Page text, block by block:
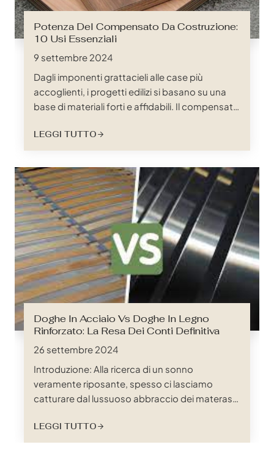
Potenza Del Compensato Da Costruzione:
10 Usi Essenziali
9 settembre 2024
Dagli imponenti grattacieli alle case più
accoglienti, i progetti edilizi si basano su una
base di materiali forti e affidabili. Il compensato
una pietra miliare dell'edilizia moderna, in grado
di fornire la resistenza, la versatilità e
l'economicità richieste da innumerevoli
progetti. Che siate appaltatori esperti o neofiti
del mondo delle costruzioni, la comprensione
delle sfumature è fondamentale…
LEGGI TUTTO
Doghe In Acciaio Vs Doghe In Legno
Rinforzato: La Resa Dei Conti Definitiva
26 settembre 2024
Introduzione: Alla ricerca di un sonno
veramente riposante, spesso ci lasciamo
catturare dal lussuoso abbraccio dei materassi
che forniscono le basi cruciali per
un'esperienza di sonno rigenerante: le doghe
LEGGI TUTTO